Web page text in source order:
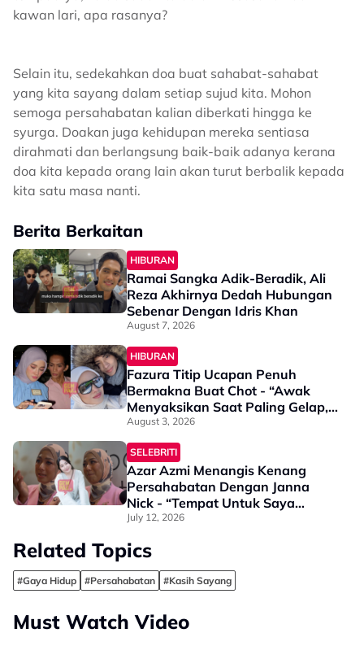
kawan lari, apa rasanya?
Selain itu, sedekahkan doa buat sahabat-sahabat
yang kita sayang dalam setiap sujud kita. Mohon
semoga persahabatan kalian diberkati hingga ke
syurga. Doakan juga kehidupan mereka sentiasa
dirahmati dan berlangsung baik-baik adanya kerana
doa kita kepada orang lain akan turut berbalik kepada
kita satu masa nanti.
Berita Berkaitan
HIBURAN
Ramai Sangka Adik-Beradik, Ali
Reza Akhirnya Dedah Hubungan
Sebenar Dengan Idris Khan
August 7, 2026
HIBURAN
Fazura Titip Ucapan Penuh
Bermakna Buat Chot - “Awak
Menyaksikan Saat Paling Gelap,
Air Mata, Harapan & Ketakutan
Saya…”
August 3, 2026
SELEBRITI
Azar Azmi Menangis Kenang
Persahabatan Dengan Janna
Nick - “Tempat Untuk Saya
Bersandar, Bercerita…”
July 12, 2026
Related Topics
#Gaya Hidup #Persahabatan #Kasih Sayang
Must Watch Video